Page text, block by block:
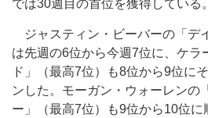
では30週目の首位を獲得している。
ジャスティン・ビーバーの「デ
は先週の6位から今週7位に、ケラ
ド」（最高7位）も8位から9位に
ンした。モーガン・ウォーレンの
ー」（最高7位）も9位から10位